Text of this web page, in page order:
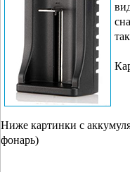
Ниже картинки с
фонарь)